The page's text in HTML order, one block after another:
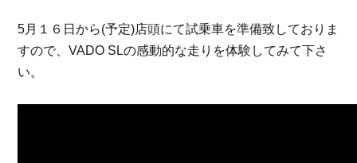
5月１６日から(予定)店頭にて試乗車を準備致しておりま
すので、VADO SLの感動的な走りを体験してみて下さ
い。